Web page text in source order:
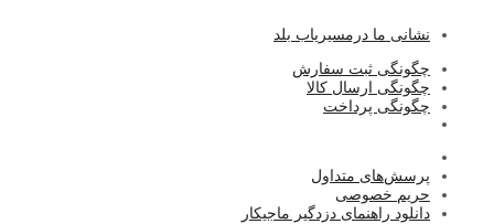
نشانی ما درمسیریاب بلد
چگونگی ثبت سفارش
چگونگی ارسال کالا
چگونگی پرداخت
پرسش‌های متداول
حریم خصوصی
دانلود راهنمای دزدگیر ماجیکار